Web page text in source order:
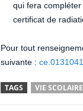
qui fera
certificat de
Pour tout
suivante :
TAGS VIE SCOLAIRE